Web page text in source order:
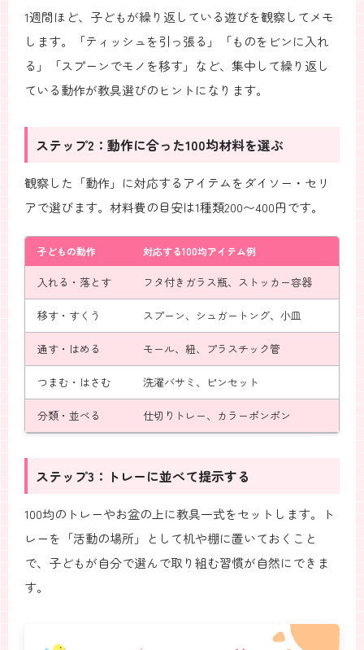
1週間ほど、子どもが繰り返している遊びを観察してメモ
します。「ティッシュを引っ張る」「ものをビンに入れ
る」「スプーンでモノを移す」など、集中して繰り返し
ている動作が教具選びのヒントになります。
ステップ2：動作に合った100均材料を選ぶ
観察した「動作」に対応するアイテムをダイソー・セリ
アで選びます。材料費の目安は1種類200〜400円です。
子どもの動作 対応する100均アイテム例
入れる・落とす フタ付きガラス瓶、ストッカー容器
移す・すくう スプーン、シュガートング、小皿
通す・はめる モール、紐、プラスチック管
つまむ・はさむ 洗濯バサミ、ピンセット
分類・並べる 仕切りトレー、カラーポンポン
ステップ3：トレーに並べて提示する
100均のトレーやお盆の上に教具一式をセットします。ト
レーを「活動の場所」として机や棚に置いておくこと
で、子どもが自分で選んで取り組む習慣が自然にできま
す。